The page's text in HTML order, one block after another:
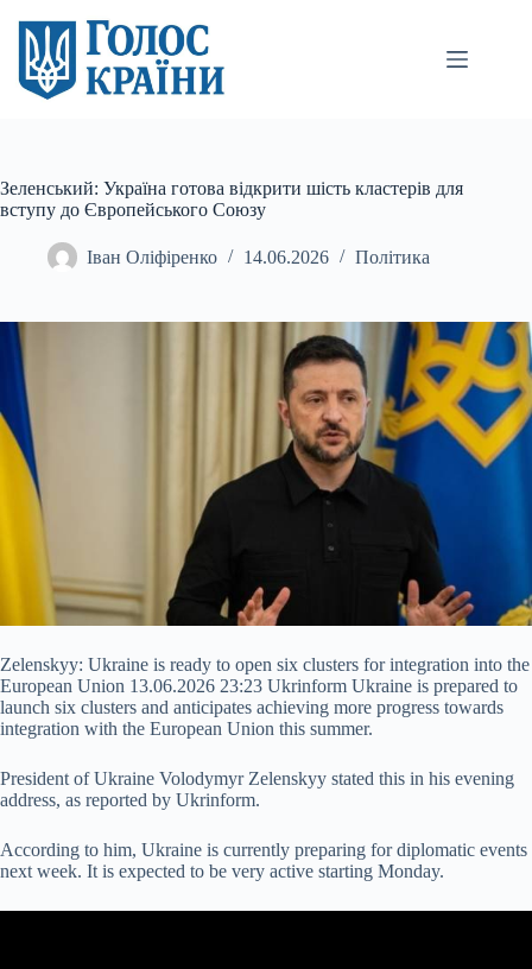
вмісту
Зеленський: Україна готова відкрити шість кластерів для
вступу до Європейського Союзу
Іван Оліфіренко 14.06.2026 Політика
Zelenskyy: Ukraine is ready to open six clusters for integration into the
European Union 13.06.2026 23:23 Ukrinform Ukraine is prepared to
launch six clusters and anticipates achieving more progress towards
integration with the European Union this summer.
President of Ukraine Volodymyr Zelenskyy stated this in his evening
address, as reported by Ukrinform.
According to him, Ukraine is currently preparing for diplomatic events
next week. It is expected to be very active starting Monday.